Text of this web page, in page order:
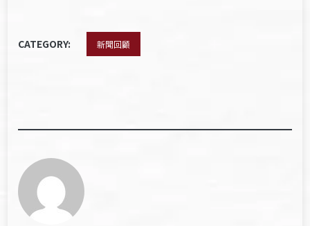
CATEGORY: 新聞回顧